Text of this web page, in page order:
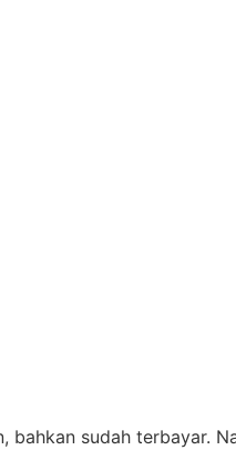
sudah terbayar.